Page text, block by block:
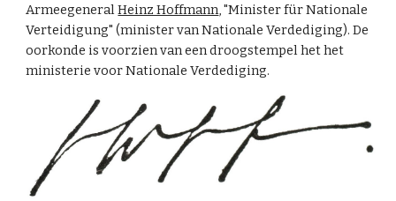
ArmeegeneralHeinz Hoffmann, "Minister für Nationale
Verteidigung" (minister van Nationale Verdediging). De
oorkonde is voorzien van een droogstempel het het
ministerie voor Nationale Verdediging.